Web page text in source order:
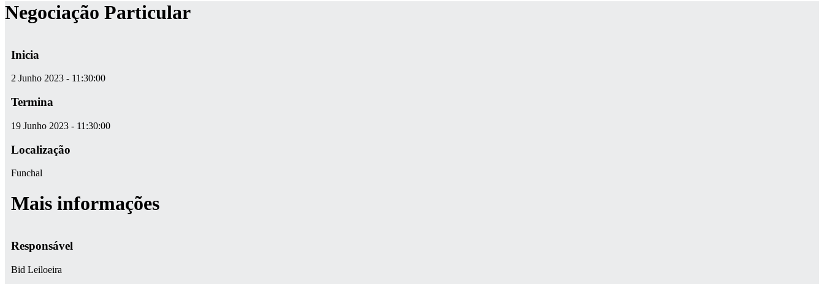
Negociação Particular
Inicia
2 Junho 2023 - 11:30:00
Termina
19 Junho 2023 - 11:30:00
Localização
Funchal
Mais informações
Responsável
Bid Leiloeira